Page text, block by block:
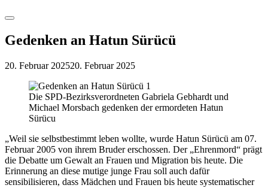
Menu
Gedenken an Hatun Sürücü
20. Februar 202520. Februar 2025
Die SPD-Bezirksverordneten Gabriela Gebhardt und
Michael Morsbach gedenken der ermordeten Hatun
Sürücu
„Weil sie selbstbestimmt leben wollte, wurde Hatun Sürücü am 07.
Februar 2005 von ihrem Bruder erschossen. Der „Ehrenmord“ prägt
die Debatte um Gewalt an Frauen und Migration bis heute. Die
Erinnerung an diese mutige junge Frau soll auch dafür
sensibilisieren, dass Mädchen und Frauen bis heute systematischer